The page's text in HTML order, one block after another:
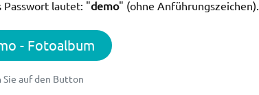
Passwort lautet: "demo" (ohne Anführungszeichen).
- Fotoalbum
Sie auf den Button